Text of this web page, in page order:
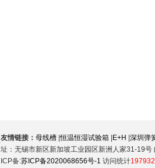
友情链接： 母线槽 |恒温恒湿试验箱 E+H 深圳弹
址：无锡市新区新加坡工业园区新洲人家31-19号
ICP备:苏ICP备2020068656号-1 访问统计197932